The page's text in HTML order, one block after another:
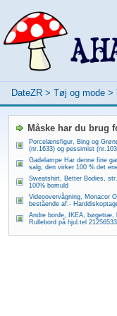
DateZR > Tøj og mode >
Måske har du brug
Porcelænsfigur, Bing og
(nr.1633) og pessimist
Gadelampe Har denne fine
salg, den virker 100 % det
Sweatshirt, Better Bodies,
100% bomuld
Videoovervågning, Monacor
bestående af:-
Andre borde, IKEA, bøgetræ,
Rullebord på hjul.tel 21256533